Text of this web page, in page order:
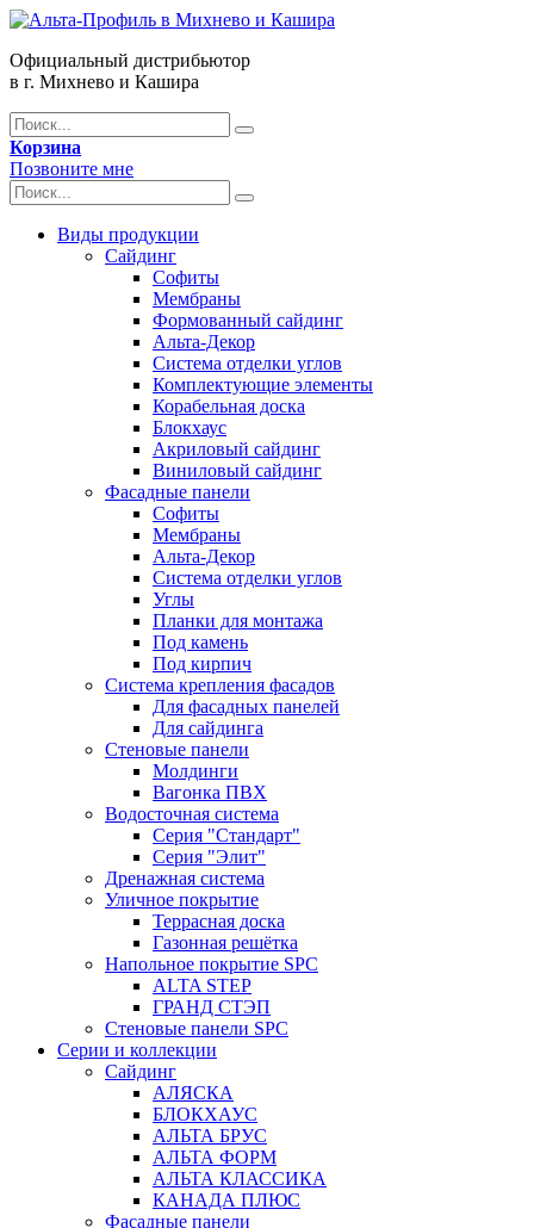
Официальный дистрибьютор
в г. Михнево и Кашира
Корзина
Позвоните мне
Виды продукции
Сайдинг
Софиты
Мембраны
Формованный сайдинг
Альта-Декор
Система отделки углов
Комплектующие элементы
Корабельная доска
Блокхаус
Акриловый сайдинг
Виниловый сайдинг
Фасадные панели
Софиты
Мембраны
Альта-Декор
Система отделки углов
Углы
Планки для монтажа
Под камень
Под кирпич
Система крепления фасадов
Для фасадных панелей
Для сайдинга
Стеновые панели
Молдинги
Вагонка ПВХ
Водосточная система
Серия "Стандарт"
Серия "Элит"
Дренажная система
Уличное покрытие
Террасная доска
Газонная решётка
Напольное покрытие SPC
ALTA STEP
ГРАНД СТЭП
Стеновые панели SPC
Серии и коллекции
Сайдинг
АЛЯСКА
БЛОКХАУС
АЛЬТА БРУС
АЛЬТА ФОРМ
АЛЬТА КЛАССИКА
КАНАДА ПЛЮС
Фасадные панели